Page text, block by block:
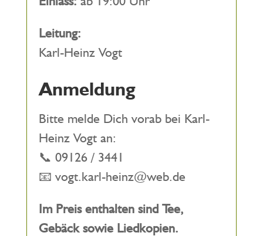
Leitung:
Karl-Heinz Vogt
Anmeldung
Bitte melde Dich vorab bei Karl-
Heinz Vogt an:
📞 09126 / 3441
📧 vogt.karl-heinz@web.de
Im Preis enthalten sind Tee,
Gebäck sowie Liedkopien.